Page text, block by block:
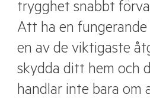
trygghet snabbt
Att ha en
en av de viktigaste
skydda ditt hem och
handlar inte bara om